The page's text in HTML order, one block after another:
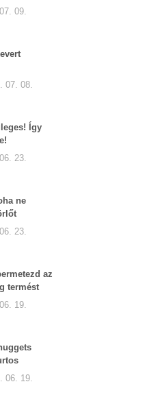
09.
07. 08.
Így
23.
ne
23.
az
termést
19.
06. 19.